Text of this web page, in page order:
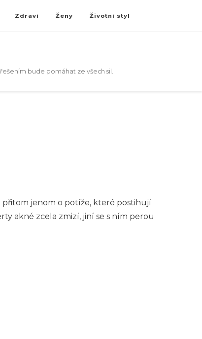
Zdraví Ženy Životní styl
bude pomáhat ze všech sil.
přitom jenom o potíže, které postihují
akné zcela zmizí, jiní se s ním perou